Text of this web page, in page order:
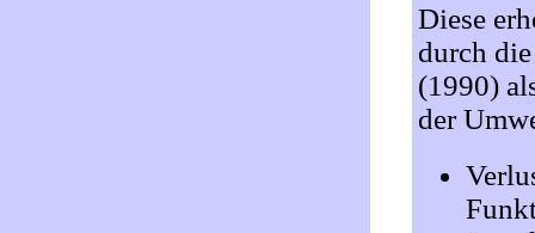
Diese
durch
(1990)
der